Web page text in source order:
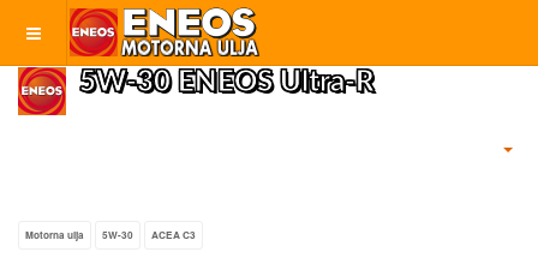
5W-30 ENEOS Ultra-R
Motorna ulja 5W-30 ACEA C3